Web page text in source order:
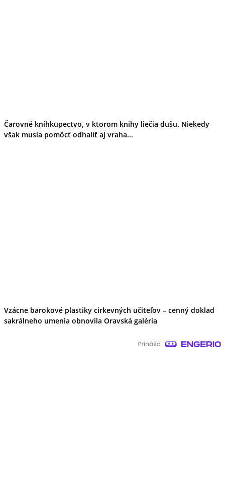
Čarovné kníhkupectvo, v ktorom knihy liečia dušu. Niekedy
však musia pomôcť odhaliť aj vraha...
Vzácne barokové plastiky cirkevných učiteľov – cenný doklad
sakrálneho umenia obnovila Oravská galéria